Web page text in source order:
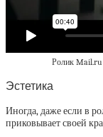
Ролик Mail.ru
Эстетика
Иногда, даже если в
приковывает своей